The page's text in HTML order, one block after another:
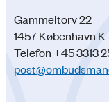
Gammeltorv 22
1457 København K
Telefon +45 3313